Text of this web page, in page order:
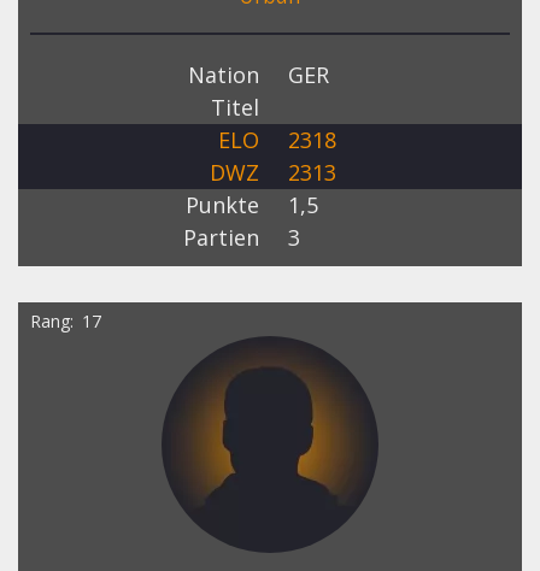
Nation
GER
Titel
ELO
2318
DWZ
2313
Punkte
1,5
Partien
3
Rang 17